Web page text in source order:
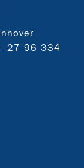
27 96 334